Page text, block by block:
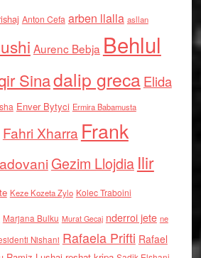
Anton Cefa arben llalla asllan
Aurenc Bebja Behlul
Sinadalip grecaElida
Enver Bytyci Ermira Babamusta
Fahri Xharra Frank
Gezim Llojdia Ilir
Keze Kozeta Zylo Kolec Traboini
Marjana Bulku Murat Gecaj nderroi jete ne
Nishani Rafaela Prifti Rafael